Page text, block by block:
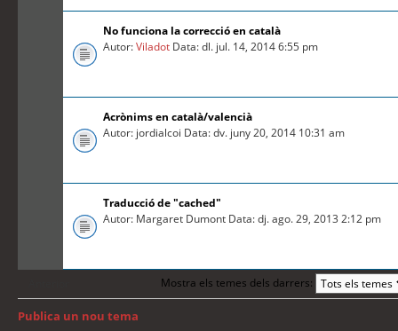
No funciona la correcció en català
Autor:Viladot Data: dl. jul. 14, 2014 6:55 pm
Acrònims en català/valencià
Autor: jordialcoi Data: dv. juny 20, 2014 10:31 am
Traducció de "cached"
Autor: Margaret Dumont Data: dj. ago. 29, 2013 2:12 pm
Mostra els temes dels darrers:
Publica un nou tema